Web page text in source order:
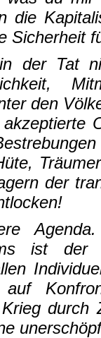
die
Sicherheit
der Tat
den
der
ist der
durch